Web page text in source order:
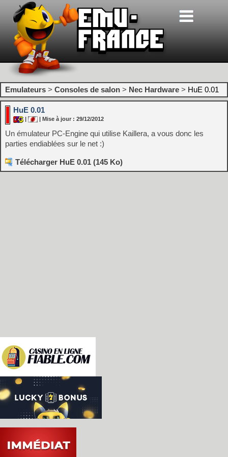
Emulateurs > Consoles de salon > Nec Hardware > HuE 0.01
HuE 0.01
| | Mise à jour : 29/12/2012
Un émulateur PC-Engine qui utilise Kaillera, a vous donc les
parties endiablées sur le net :)
Télécharger HuE 0.01 (145 Ko)